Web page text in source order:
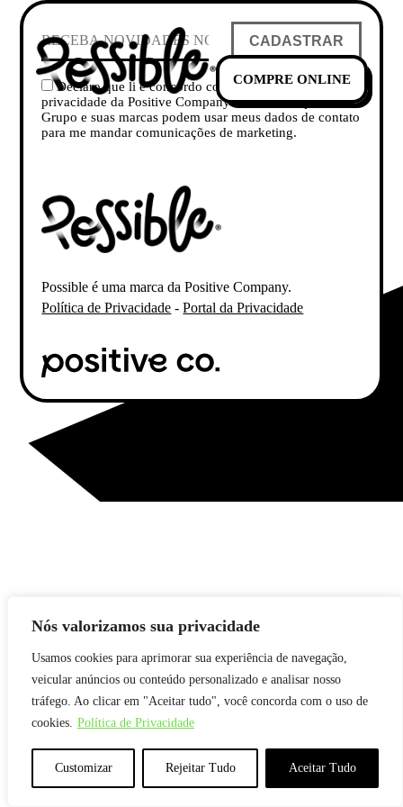
Nós valorizamos sua privacidade
Usamos cookies para aprimorar sua experiência de navegação,
veicular anúncios ou conteúdo personalizado e analisar nosso
tráfego. Ao clicar em "Aceitar tudo", você concorda com o uso de
cookies. Política de Privacidade
Customizar Rejeitar Tudo Aceitar Tudo
COMPRE ONLINE
CADASTRAR
Declaro que li e concordo com a Política de
privacidade da Positive Company e concordo que o
Grupo e suas marcas podem usar meus dados de contato
para me mandar comunicações de marketing.
Possible é uma marca da Positive Company.
Política de Privacidade -Portal da Privacidade